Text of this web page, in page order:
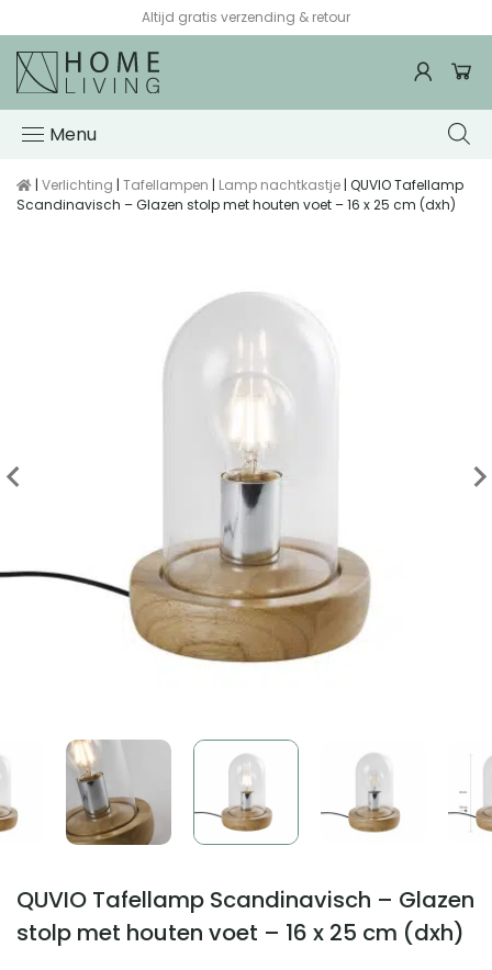
Altijd gratis verzending & retour
Menu
| Verlichting | Tafellampen | Lamp nachtkastje | QUVIO Tafellamp
Scandinavisch – Glazen stolp met houten voet – 16 x 25 cm (dxh)
QUVIO Tafellamp Scandinavisch – Glazen
stolp met houten voet – 16 x 25 cm (dxh)